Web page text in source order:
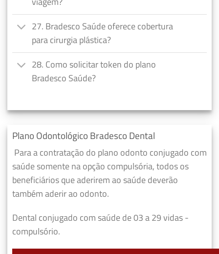
27. Bradesco Saúde oferece cobertura
para cirurgia plástica?
28. Como solicitar token do plano
Bradesco Saúde?
Plano Odontológico Bradesco Dental
Para a contratação do plano odonto conjugado com
saúde somente na opção compulsória, todos os
beneficiários que aderirem ao saúde deverão
também aderir ao odonto.
Dental conjugado com saúde de 03 a 29 vidas -
compulsório.